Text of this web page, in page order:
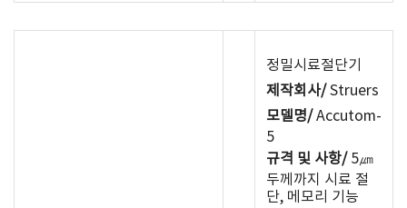
정밀시료절단기
제작회사/Struers
모델명/Accutom-
5
규격 및 사항/5㎛
두께까지 시료 절
단, 메모리 기능